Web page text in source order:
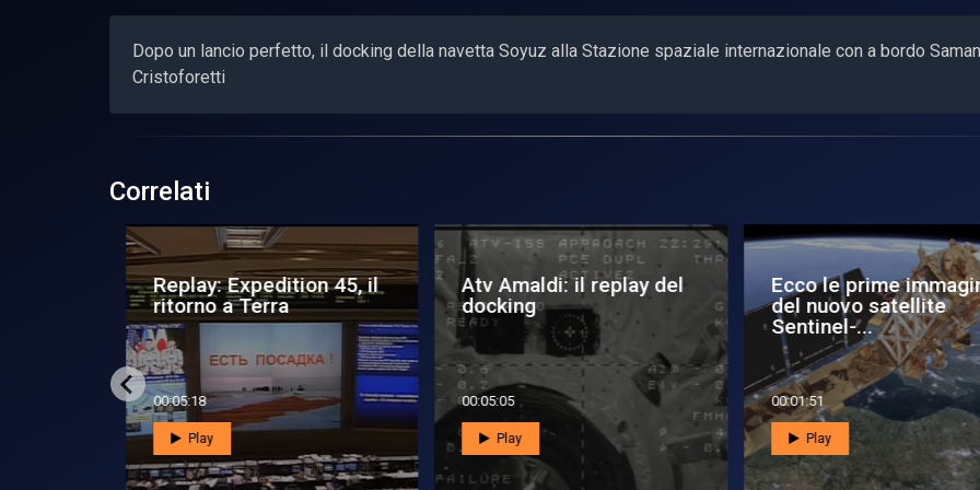
Dopo un lancio perfetto, il docking della navetta Soyuz alla Stazione spaziale internazionale con a bordo
Cristoforetti
Correlati
Replay: Expedition 45, il
ritorno a Terra
00:05:18
Play
Atv Amaldi: il replay del
docking
00:05:05
Play
Ecco le prime
del nuovo satellite
Sentinel-...
00:01:51
Play